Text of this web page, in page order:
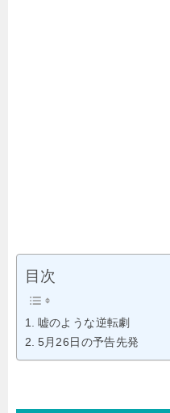
目次
嘘のような逆転劇
5月26日の予告先発